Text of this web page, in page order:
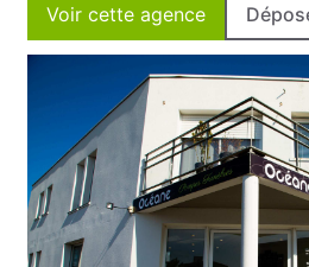
Voir cette agence